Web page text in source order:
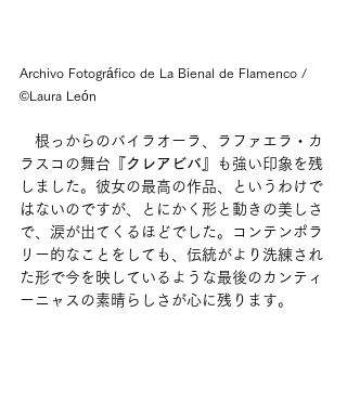
Archivo Fotográfico de La Bienal de Flamenco /
©Laura León
根っからのバイラオーラ、ラファエラ・カ
ラスコの舞台 『クレアビバ』
も強い印象を残
しました。彼女の最高の作品、というわけで
はないのですが、とにかく形と動きの美しさ
で、涙が出てくるほどでした。コンテンポラ
リー的なことをしても、伝統がより洗練され
た形で今を映しているような最後のカンティ
ーニャスの素晴らしさが心に残ります。